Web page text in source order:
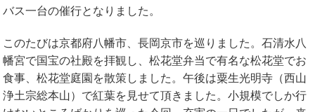
バス一台の催行となりました。
このたびは京都府八幡市、長岡京市を巡りました。石清水八
幡宮で国宝の社殿を拝観し、松花堂弁当で有名な松花堂でお
食事、松花堂庭園を散策しました。午後は粟生光明寺（西山
浄土宗総本山）で紅葉を見せて頂きました。小規模でしか行